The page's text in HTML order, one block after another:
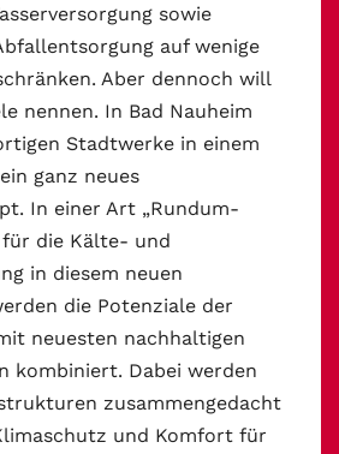
sowie
auf wenige
Aber dennoch will
nennen. In Bad Nauheim
Stadtwerke in einem
ganz neues
In einer Art „Rundum-
für die Kälte- und
in diesem neuen
die Potenziale der
neuesten nachhaltigen
kombiniert. Dabei werden
zusammengedacht
und Komfort für